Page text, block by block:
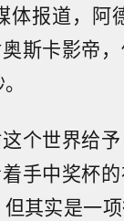
报道，阿
斯卡影帝
个世界给
手中奖杯
其实是一项